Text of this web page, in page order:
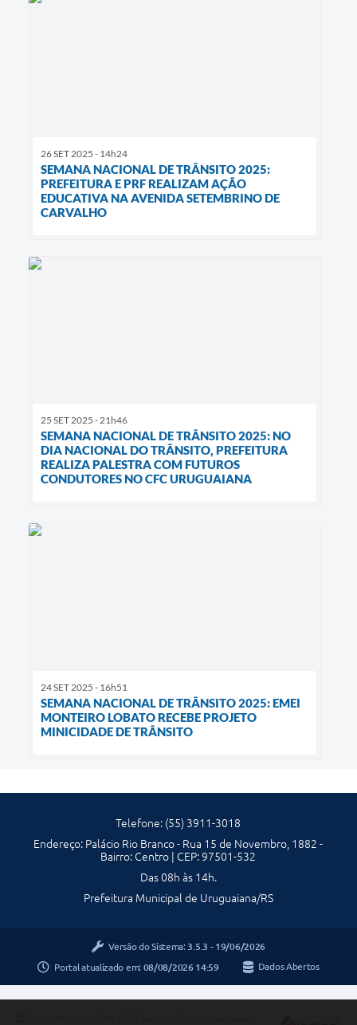
26 SET 2025 - 14h24
SEMANA NACIONAL DE TRÂNSITO 2025:
PREFEITURA E PRF REALIZAM AÇÃO
EDUCATIVA NA AVENIDA SETEMBRINO DE
CARVALHO
25 SET 2025 - 21h46
SEMANA NACIONAL DE TRÂNSITO 2025: NO
DIA NACIONAL DO TRÂNSITO, PREFEITURA
REALIZA PALESTRA COM FUTUROS
CONDUTORES NO CFC URUGUAIANA
24 SET 2025 - 16h51
SEMANA NACIONAL DE TRÂNSITO 2025: EMEI
MONTEIRO LOBATO RECEBE PROJETO
MINICIDADE DE TRÂNSITO
Telefone: (55) 3911-3018
Endereço: Palácio Rio Branco - Rua 15 de Novembro, 1882 -
Bairro: Centro | CEP: 97501-532
Das 08h às 14h.
Prefeitura Municipal de Uruguaiana/RS
Versão do Sistema: 3.5.3 - 19/06/2026
Portal atualizado em: 08/08/2026 14:59 Dados Abertos